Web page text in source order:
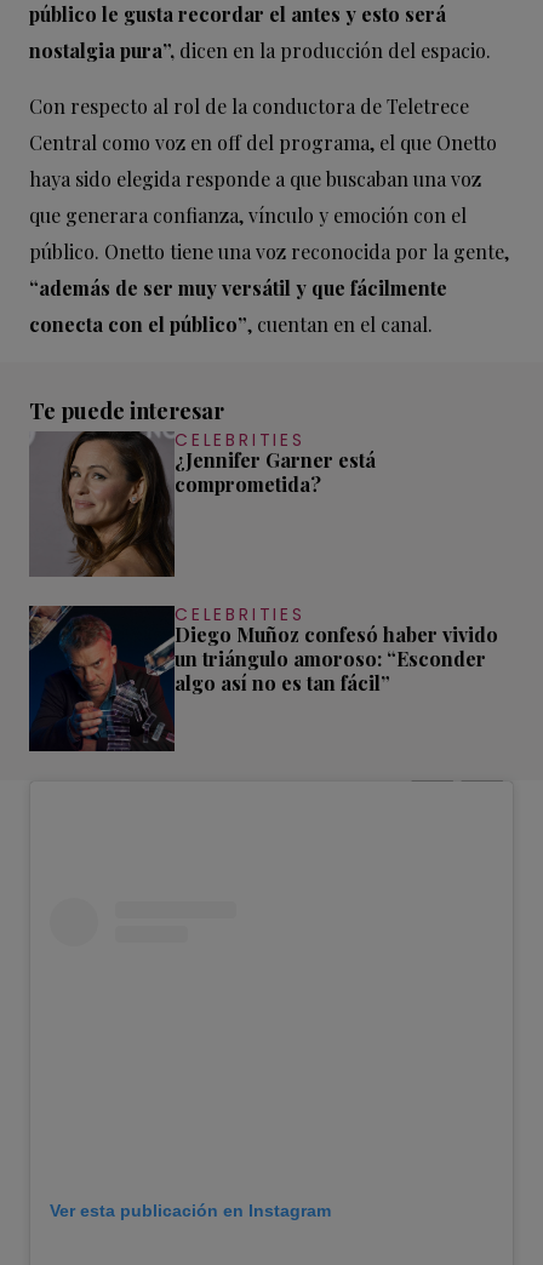
público le gusta recordar el antes y esto será
nostalgia pura”, dicen en la producción del espacio.
Con respecto al rol de la conductora de Teletrece
Central como voz en off del programa, el que Onetto
haya sido elegida responde a que buscaban una voz
que generara confianza, vínculo y emoción con el
público. Onetto tiene una voz reconocida por la gente,
“además de ser muy versátil y que fácilmente
conecta con el público”, cuentan en el canal.
Te puede interesar
CELEBRITIES
¿Jennifer Garner está
comprometida?
CELEBRITIES
Diego Muñoz confesó haber vivido
un triángulo amoroso: “Esconder
algo así no es tan fácil”
Ver esta publicación en Instagram